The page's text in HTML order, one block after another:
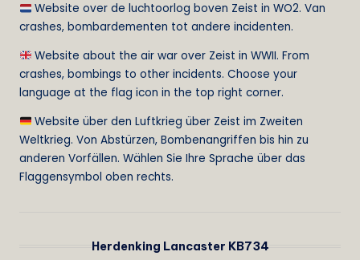
Website over de luchtoorlog boven Zeist in WO2. Van
crashes, bombardementen tot andere incidenten.
Website about the air war over Zeist in WWII. From
crashes, bombings to other incidents. Choose your
language at the flag icon in the top right corner.
Website über den Luftkrieg über Zeist im Zweiten
Weltkrieg. Von Abstürzen, Bombenangriffen bis hin zu
anderen Vorfällen. Wählen Sie Ihre Sprache über das
Flaggensymbol oben rechts.
Herdenking Lancaster KB734